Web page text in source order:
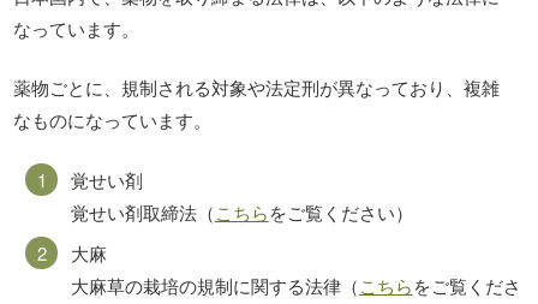
なっています。
薬物ごとに、規制される対象や法定刑が異なっており、複雑
なものになっています。
覚せい剤
覚せい剤取締法（こちらをご覧ください）
大麻
大麻草の栽培の規制に関する法律（こちらをご覧くださ